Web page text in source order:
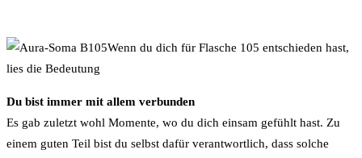
Wenn du dich für Flasche 105 entschieden hast,
lies die Bedeutung
Du bist immer mit allem verbunden
Es gab zuletzt wohl Momente, wo du dich einsam gefühlt hast. Zu
einem guten Teil bist du selbst dafür verantwortlich, dass solche